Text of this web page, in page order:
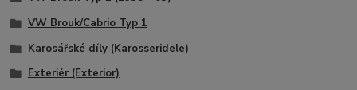
VW Brouk/Cabrio Typ 1
Karosářské díly (Karosseridele)
Exteriér (Exterior)